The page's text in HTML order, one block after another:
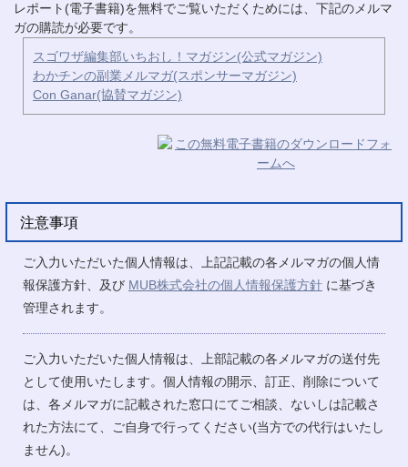
レポート(電子書籍)を無料でご覧いただくためには、下記のメルマ
ガの購読が必要です。
スゴワザ編集部いちおし！マガジン(公式マガジン)
わかチンの副業メルマガ(スポンサーマガジン)
Con Ganar(協賛マガジン)
注意事項
ご入力いただいた個人情報は、上記記載の各メルマガの個人情
報保護方針、及び MUB株式会社の個人情報保護方針 に基づき
管理されます。
ご入力いただいた個人情報は、上部記載の各メルマガの送付先
として使用いたします。個人情報の開示、訂正、削除について
は、各メルマガに記載された窓口にてご相談、ないしは記載さ
れた方法にて、ご自身で行ってください(当方での代行はいたし
ません)。